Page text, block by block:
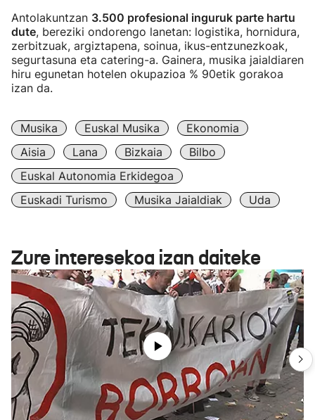
Antolakuntzan 3.500 profesional inguruk parte hartu
dute, bereziki ondorengo lanetan: logistika, hornidura,
zerbitzuak, argiztapena, soinua, ikus-entzunezkoak,
segurtasuna eta catering-a. Gainera, musika jaialdiaren
hiru egunetan hotelen okupazioa % 90etik gorakoa
izan da.
Musika Euskal Musika
Ekonomia
Aisia
Lana Bizkaia
Bilbo
Euskal Autonomia Erkidegoa
Euskadi Turismo
Musika Jaialdiak Uda
Zure interesekoa izan daiteke